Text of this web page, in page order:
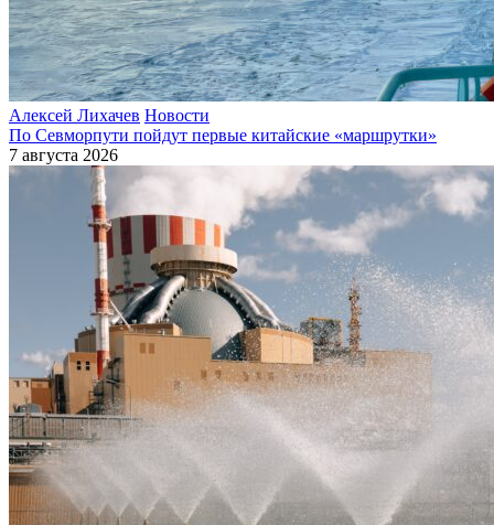
Алексей Лихачев Новости
По Севморпути пойдут первые китайские «маршрутки»
7 августа 2026